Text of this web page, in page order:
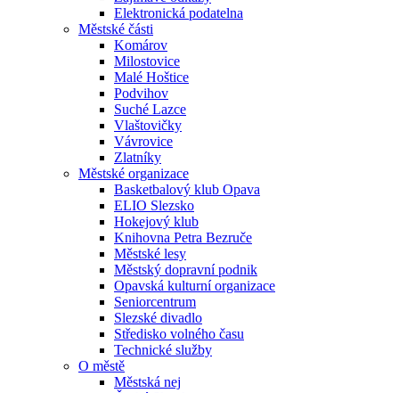
Elektronická podatelna
Městské části
Komárov
Milostovice
Malé Hoštice
Podvihov
Suché Lazce
Vlaštovičky
Vávrovice
Zlatníky
Městské organizace
Basketbalový klub Opava
ELIO Slezsko
Hokejový klub
Knihovna Petra Bezruče
Městské lesy
Městský dopravní podnik
Opavská kulturní organizace
Seniorcentrum
Slezské divadlo
Středisko volného času
Technické služby
O městě
Městská nej